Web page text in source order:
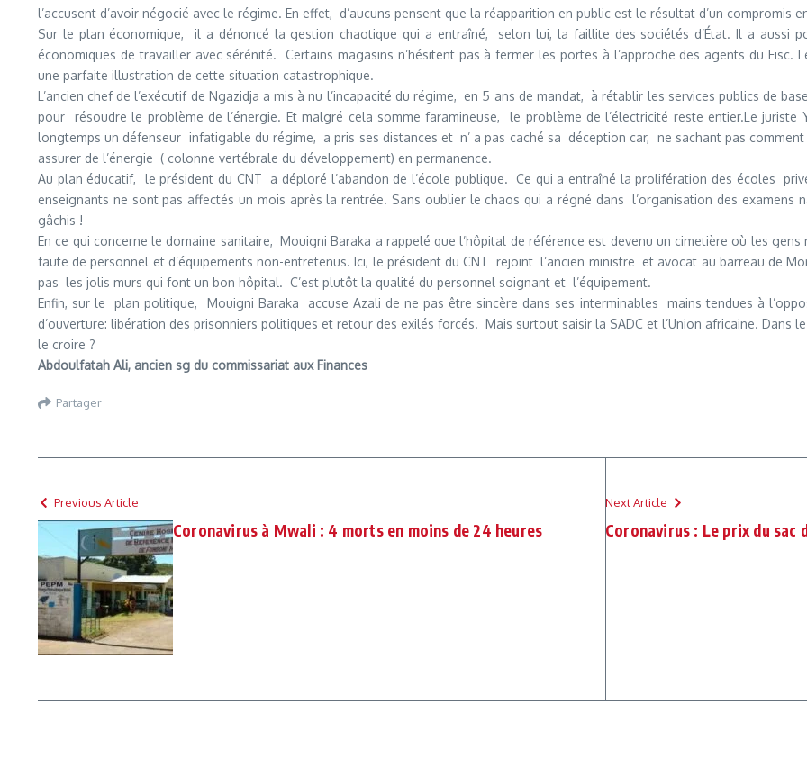
l’accusent d’avoir négocié avec le régime. En effet, d’aucuns pensent que la réapparition en public est le résultat d’un compromis
Sur le plan économique, il a dénoncé la gestion chaotique qui a entraîné, selon lui, la faillite des sociétés d’État. Il a aussi
économiques de travailler avec sérénité. Certains magasins n’hésitent pas à fermer les portes à l’approche des agents du Fisc.
une parfaite illustration de cette situation catastrophique.
L’ancien chef de l’exécutif de Ngazidja a mis à nu l’incapacité du régime, en 5 ans de mandat, à rétablir les services publics de
pour résoudre le problème de l’énergie. Et malgré cela somme faramineuse, le problème de l’électricité reste entier.Le
longtemps un défenseur infatigable du régime, a pris ses distances et n’ a pas caché sa déception car, ne sachant pas
assurer de l’énergie ( colonne vertébrale du développement) en permanence.
Au plan éducatif, le président du CNT a déploré l’abandon de l’école publique. Ce qui a entraîné la prolifération des écoles
enseignants ne sont pas affectés un mois après la rentrée. Sans oublier le chaos qui a régné dans l’organisation des examens
gâchis !
En ce qui concerne le domaine sanitaire, Mouigni Baraka a rappelé que l’hôpital de référence est devenu un cimetière où les
faute de personnel et d’équipements non-entretenus. Ici, le président du CNT rejoint l’ancien ministre et avocat au barreau de
pas les jolis murs qui font un bon hôpital. C’est plutôt la qualité du personnel soignant et l’équipement.
Enfin, sur le plan politique, Mouigni Baraka accuse Azali de ne pas être sincère dans ses interminables mains tendues à
d’ouverture: libération des prisonniers politiques et retour des exilés forcés. Mais surtout saisir la SADC et l’Union africaine. Dans
le croire ?
Abdoulfatah Ali, ancien sg du commissariat aux Finances
Partager
Previous Article
Coronavirus à Mwali : 4 morts en moins de 24 heures
Next Article
Coronavirus : Le prix du